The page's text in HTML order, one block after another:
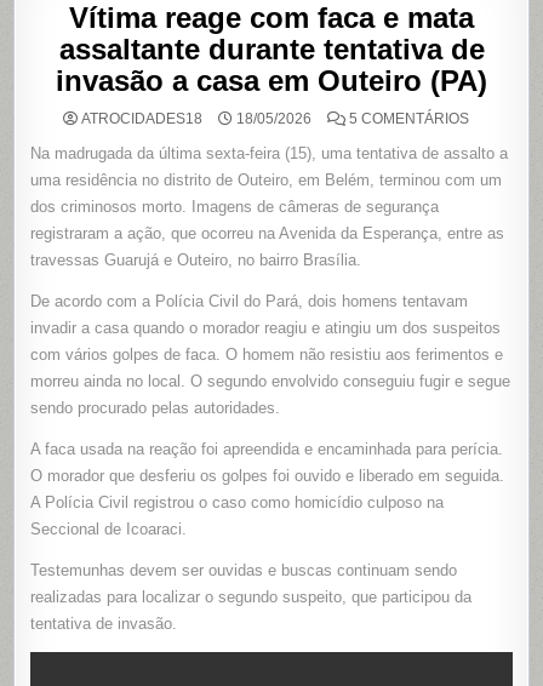
Vítima reage com faca e mata
assaltante durante tentativa de
invasão a casa em Outeiro (PA)
ATROCIDADES18 18/05/2026 5 COMENTÁRIOSEM
REAGE
COM
FACA
E
DURANTE
EM
OUTEIRO
(PA)
Na madrugada da última sexta-feira (15), uma tentativa de assalto a
uma residência no distrito de Outeiro, em Belém, terminou com um
dos criminosos morto. Imagens de câmeras de segurança
registraram a ação, que ocorreu na Avenida da Esperança, entre as
travessas Guarujá e Outeiro, no bairro Brasília.
De acordo com a Polícia Civil do Pará, dois homens tentavam
invadir a casa quando o morador reagiu e atingiu um dos suspeitos
com vários golpes de faca. O homem não resistiu aos ferimentos e
morreu ainda no local. O segundo envolvido conseguiu fugir e segue
sendo procurado pelas autoridades.
A faca usada na reação foi apreendida e encaminhada para perícia.
O morador que desferiu os golpes foi ouvido e liberado em seguida.
A Polícia Civil registrou o caso como homicídio culposo na
Seccional de Icoaraci.
Testemunhas devem ser ouvidas e buscas continuam sendo
realizadas para localizar o segundo suspeito, que participou da
tentativa de invasão.